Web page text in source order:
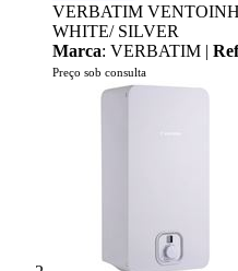
VERBATIM
WHITE/ SILVER
Marca: VERBATIM |
Preço sob consulta